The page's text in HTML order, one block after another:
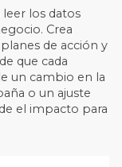
los datos
Crea
de acción y
que cada
un cambio en la
o un ajuste
el impacto para